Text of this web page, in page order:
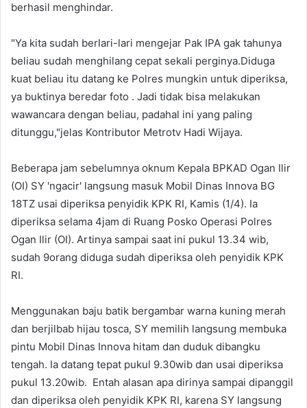
berhasil menghindar.
"Ya kita sudah berlari-lari mengejar Pak IPA gak tahunya
beliau sudah menghilang cepat sekali perginya.Diduga
kuat beliau itu datang ke Polres mungkin untuk diperiksa,
ya buktinya beredar foto . Jadi tidak bisa melakukan
wawancara dengan beliau, padahal ini yang paling
ditunggu,"jelas Kontributor Metrotv Hadi Wijaya.
Beberapa jam sebelumnya oknum Kepala BPKAD Ogan Ilir
(OI) SY 'ngacir' langsung masuk Mobil Dinas Innova BG
18TZ usai diperiksa penyidik KPK RI, Kamis (1/4). Ia
diperiksa selama 4jam di Ruang Posko Operasi Polres
Ogan Ilir (OI). Artinya sampai saat ini pukul 13.34 wib,
sudah 9orang diduga sudah diperiksa oleh penyidik KPK
RI.
Menggunakan baju batik bergambar warna kuning merah
dan berjilbab hijau tosca, SY memilih langsung membuka
pintu Mobil Dinas Innova hitam dan duduk dibangku
tengah. Ia datang tepat pukul 9.30wib dan usai diperiksa
pukul 13.20wib. Entah alasan apa dirinya sampai dipanggil
dan diperiksa oleh penyidik KPK RI, karena SY langsung